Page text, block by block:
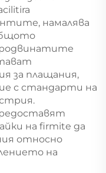
намалява
за плащания,
с стандарти на
на firmite да
относно
на